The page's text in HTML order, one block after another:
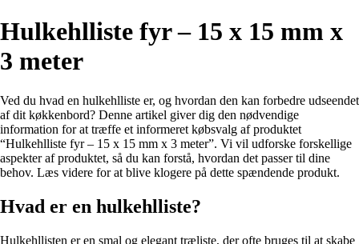
Hulkehlliste fyr – 15 x 15 mm x
3 meter
Ved du hvad en hulkehlliste er, og hvordan den kan forbedre udseendet
af dit køkkenbord? Denne artikel giver dig den nødvendige
information for at træffe et informeret købsvalg af produktet
“Hulkehlliste fyr – 15 x 15 mm x 3 meter”. Vi vil udforske forskellige
aspekter af produktet, så du kan forstå, hvordan det passer til dine
behov. Læs videre for at blive klogere på dette spændende produkt.
Hvad er en hulkehlliste?
Hulkehllisten er en smal og elegant træliste, der ofte bruges til at skabe